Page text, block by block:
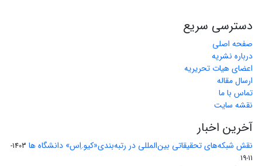
دسترسی سریع
صفحه اصلی
درباره نشریه
اعضای هیات تحریریه
ارسال مقاله
تماس با ما
نقشه سایت
آخرین اخبار
نقش شبکه‌های تحقیقاتی بین‌المللی در رتبه‌بندی«کیو.اِس» دانشگاه ها
1403-
11-19